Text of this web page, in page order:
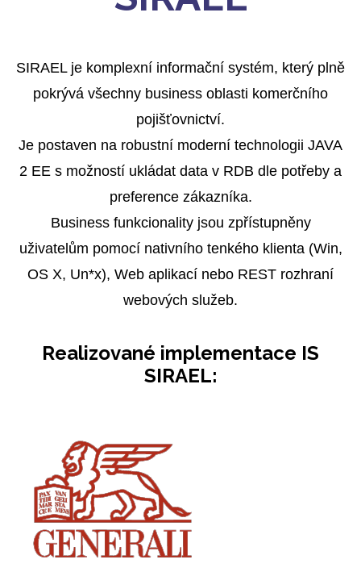
SIRAEL je komplexní informační systém, který plně
pokrývá všechny business oblasti komerčního
pojišťovnictví.
Je postaven na robustní moderní technologii JAVA
2 EE s možností ukládat data v RDB dle potřeby a
preference zákazníka.
​​​​​​​Business funkcionality jsou zpřístupněny
uživatelům pomocí nativního tenkého klienta (Win,
OS X, Un*x), Web aplikací nebo REST rozhraní
webových služeb.
Realizované implementace IS
SIRAEL: